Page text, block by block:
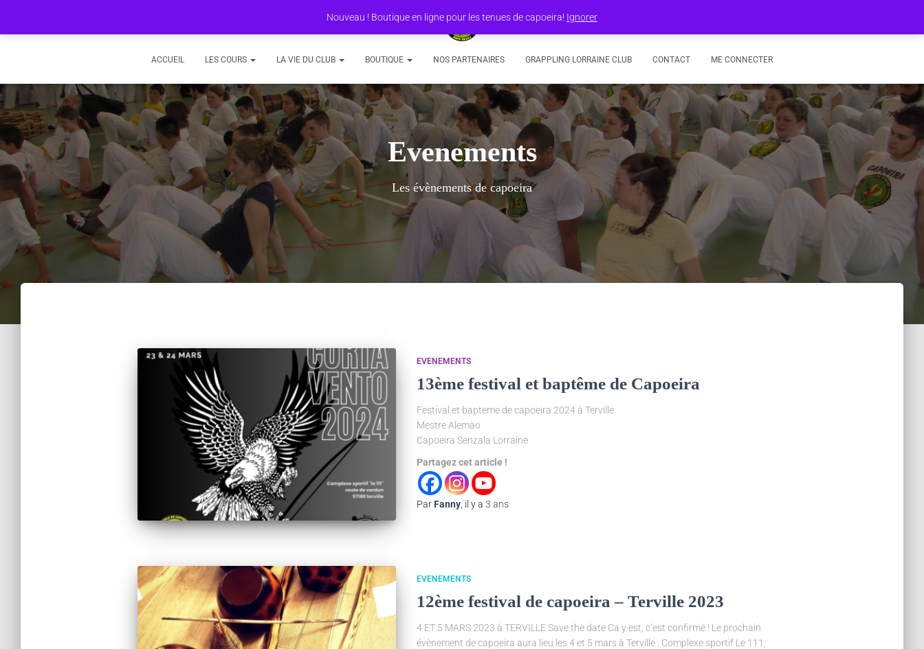
Nouveau ! Boutique en ligne pour les tenues de capoeira! Ignorer
ACCUEIL LES COURS LA VIE DU CLUB BOUTIQUE NOS PARTENAIRES GRAPPLING LORRAINE CLUB CONTACT ME CONNECTER
Evenements
Les évènements de capoeira
EVENEMENTS
13ème festival et baptême de Capoeira
Festival et bapteme de capoeira 2024 à Terville
Mestre Alemao
Capoeira Senzala Lorraine
Partagez cet article !
Par Fanny, il y a 3 ans
EVENEMENTS
12ème festival de capoeira – Terville 2023
4 ET 5 MARS 2023 à TERVILLE Save the date Ca y est, c’est confirmé ! Le prochain
évènement de capoeira aura lieu les 4 et 5 mars à Terville : Complexe sportif Le 111,